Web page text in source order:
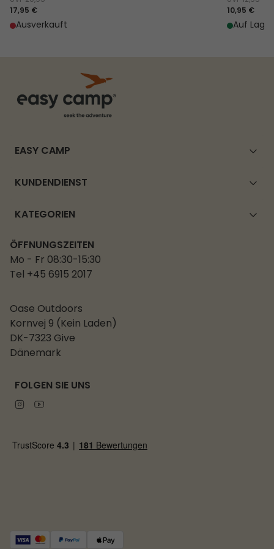
17,95 €
Ausverkauft
10,95 €
Auf Lager
EASY CAMP
KUNDENDIENST
KATEGORIEN
ÖFFNUNGSZEITEN
Mo - Fr 08:30-15:30
Tel +45 6915 2017
Oase Outdoors
Kornvej 9 (Kein Laden)
DK-7323 Give
Dänemark
FOLGEN SIE UNS
Instagram
Youtube